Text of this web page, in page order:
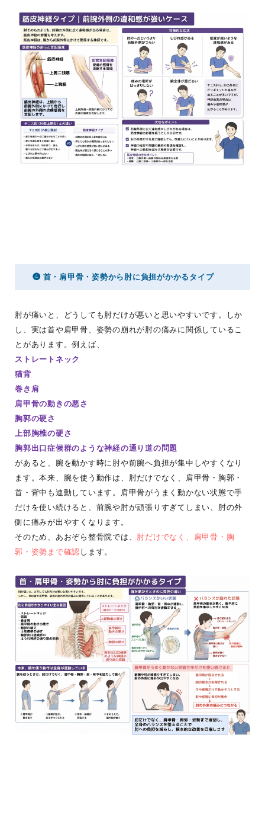
❹ 首・肩甲骨・姿勢から肘に負担がかかるタイプ
肘が痛いと、どうしても肘だけが悪いと思いやすいです。しか
し、実は首や肩甲骨、姿勢の崩れが肘の痛みに関係しているこ
とがあります。例えば、
ストレートネック
猫背
巻き肩
肩甲骨の動きの悪さ
胸郭の硬さ
上部胸椎の硬さ
胸郭出口症候群のような神経の通り道の問題
があると、腕を動かす時に肘や前腕へ負担が集中しやすくなり
ます。本来、腕を使う動作は、肘だけでなく、肩甲骨・胸郭・
首・背中も連動しています。肩甲骨がうまく動かない状態で手
だけを使い続けると、前腕や肘が頑張りすぎてしまい、肘の外
側に痛みが出やすくなります。
そのため、あおぞら整骨院では、 肘だけでなく、肩甲骨・胸
郭・姿勢まで確認 します。